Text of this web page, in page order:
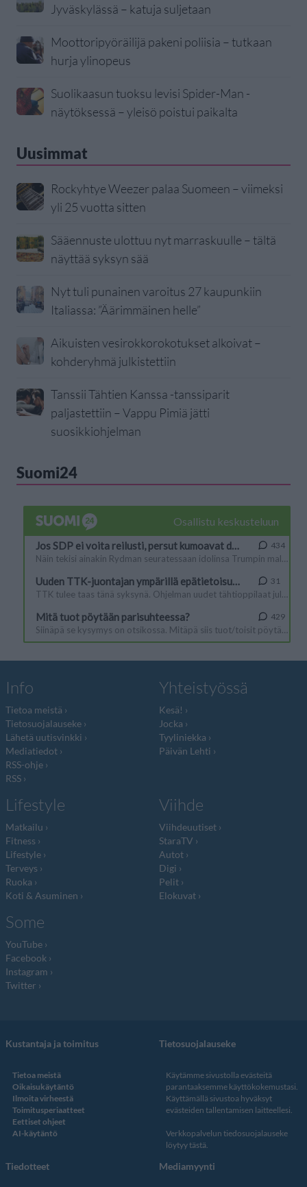
Jyväskylässä – katuja suljetaan
Moottoripyöräilijä pakeni poliisia – tutkaan
hurja ylinopeus
Suolikaasun tuoksu levisi Spider-Man -
näytöksessä – yleisö poistui paikalta
Uusimmat
Rockyhtye Weezer palaa Suomeen – viimeksi
yli 25 vuotta sitten
Sääennuste ulottuu nyt marraskuulle – tältä
näyttää syksyn sää
Nyt tuli punainen varoitus 27 kaupunkiin
Italiassa: ”Äärimmäinen helle”
Aikuisten vesirokkorokotukset alkoivat –
kohderyhmä julkistettiin
Tanssii Tähtien Kanssa -tanssiparit
paljastettiin – Vappu Pimiä jätti
suosikkiohjelman
Suomi24
Info
Tietoa meistä
Tietosuojalauseke
Lähetä uutisvinkki
Mediatiedot
RSS-ohje
RSS
Yhteistyössä
Kesä!
Jocka
Tyyliniekka
Päivän Lehti
Lifestyle
Matkailu
Fitness
Lifestyle
Terveys
Ruoka
Koti & Asuminen
Viihde
Viihdeuutiset
StaraTV
Autot
Digi
Pelit
Elokuvat
Some
YouTube
Facebook
Instagram
Twitter
Kustantaja ja toimitus
Tietoa meistä
Oikaisukäytäntö
Ilmoita virheestä
Toimitusperiaatteet
Eettiset ohjeet
AI-käytäntö
Tietosuojalauseke
Käytämme sivustolla evästeitä
parantaaksemme käyttökokemustasi.
Käyttämällä sivustoa hyväksyt
evästeiden tallentamisen laitteellesi.
Verkkopalvelun tiedosuojalauseke
löytyy tästä
Tiedotteet Mediamyynti